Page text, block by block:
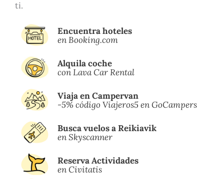
ti.
Encuentra hoteles
en Booking.com
Alquila coche
con Lava Car Rental
Viaja en Campervan
-5% código Viajeros5 en GoCampers
Busca vuelos a Reikiavik
en Skyscanner
Reserva Actividades
en Civitatis